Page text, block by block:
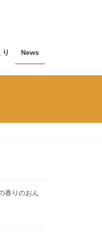
り News
香りのおん